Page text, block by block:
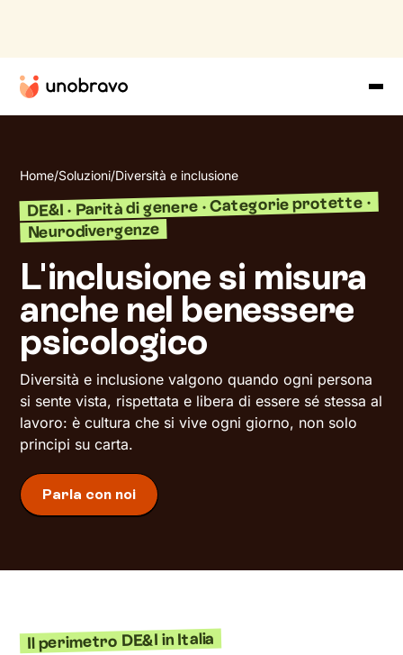
Home/Soluzioni/Diversità e inclusione
DE&I · Parità di genere · Categorie protette ·
Neurodivergenze
L'inclusione si misura
anche nel benessere
psicologico
Diversità e inclusione valgono quando ogni persona
si sente vista, rispettata e libera di essere sé stessa al
lavoro: è cultura che si vive ogni giorno, non solo
principi su carta.
Parla con noi
Il perimetro DE&I in Italia